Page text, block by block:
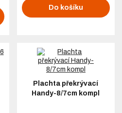
Do košíku
Plachta překrývací
Handy-8/7cm kompl